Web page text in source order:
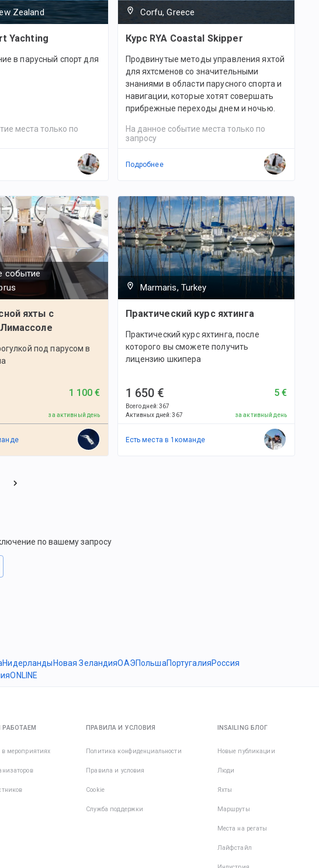
Zealand
Yachting
в парусный спорт для
места только по
Corfu, Greece
Курс RYA Coastal Skipper
Продвинутые методы управления яхтой
для яхтсменов со значительными
знаниями в области парусного спорта и
навигации, которые хотят совершать
прибрежные переходы днем и ночью.
На данное событие места только по
запросу
Подробнее
событие
яхты с
под парусом в
1 100 €
за активный день
Marmaris, Turkey
Практический курс яхтинга
Практический курс яхтинга, после
которого вы сможете получить
лицензию шкипера
1 650 €
Всего дней:367
Активных дней:367
5 €
за активный день
Есть места в 1командe
по вашему запросу
Нидерланды Новая ЗеландияОАЭПольшаПортугалияРоссия
ONLINE
в мероприятиях
ПРАВИЛА И УСЛОВИЯ
Политика конфиденциальности
Правила и условия
Cookie
Служба поддержки
INSAILING БЛОГ
Новые публикации
Люди
Яхты
Маршруты
Места на регаты
Лайфстайл